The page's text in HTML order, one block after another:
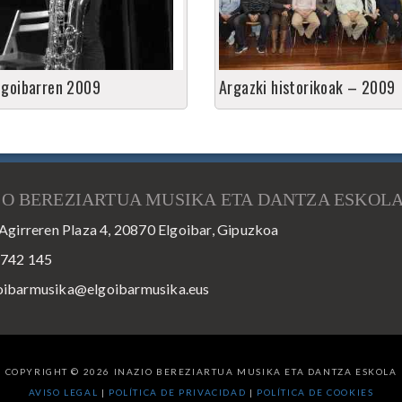
2009 Argazki historikoak – 2009
BEREZIARTUA MUSIKA ETA DANTZA
Plaza 4, 20870 Elgoibar, Gipuzkoa
145
COPYRIGHT © 2026 INAZIO BEREZIARTUA MUSIKA ETA DANTZA ESKOLA
AVISO LEGAL
| POLÍTICA DE PRIVACIDAD | POLÍTICA DE COOKIES